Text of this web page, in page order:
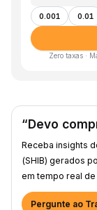
0.001 0.01
Zero taxas ·
“Devo
Receba insights
(SHIB) gerados
em tempo real de
Pergunte ao